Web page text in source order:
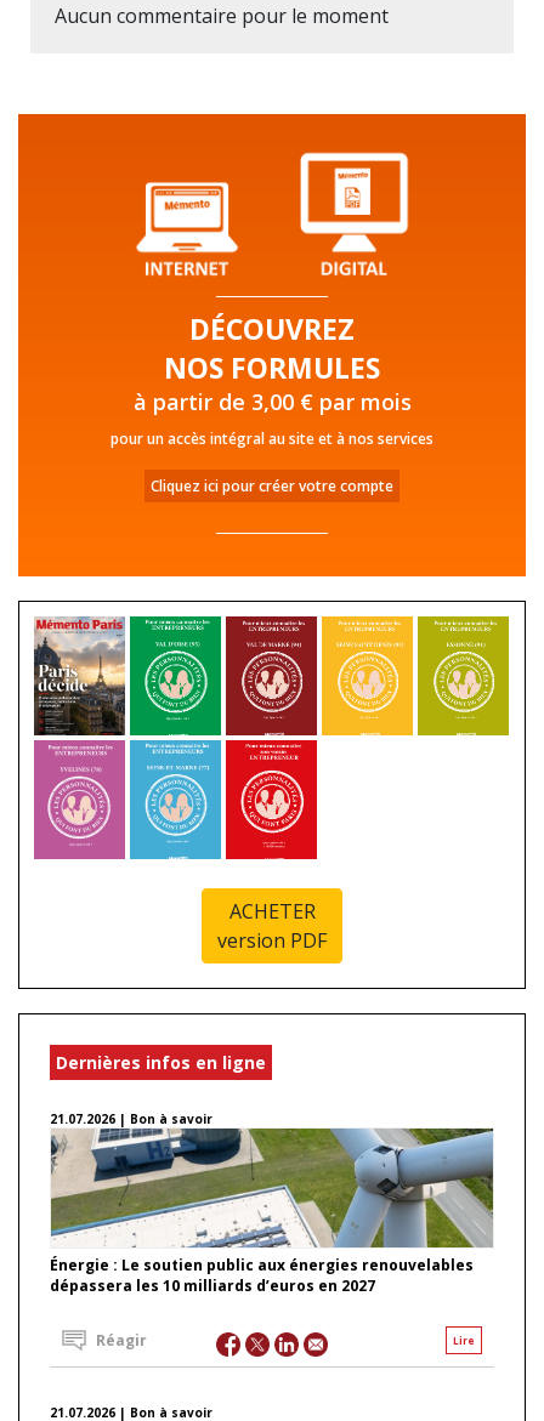
Aucun commentaire pour le moment
DÉCOUVREZ
NOS FORMULES
à partir de 3,00 € par mois
pour un accès intégral au site et à nos services
Cliquez ici pour créer votre compte
ACHETER
version PDF
Dernières infos en ligne
21.07.2026 | Bon à savoir
Énergie : Le soutien public aux énergies renouvelables
dépassera les 10 milliards d’euros en 2027
Lire
Réagir
21.07.2026 | Bon à savoir